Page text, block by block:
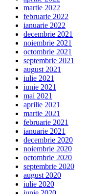
martie 2022
februarie 2022
ianuarie 2022
decembrie 2021
noiembrie 2021
octombrie 2021
septembrie 2021
august 2021
iulie 2021
iunie 2021
mai 2021
aprilie 2021
martie 2021
februarie 2021
ianuarie 2021
decembrie 2020
noiembrie 2020
octombrie 2020
septembrie 2020
august 2020
iulie 2020